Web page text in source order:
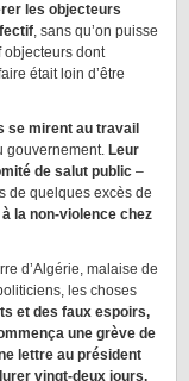
les objecteurs
, sans qu’on puisse
objecteurs dont
était loin d’être
se mirent au travail
gouvernement. Leur
de salut public –
de quelques excès de
la non-violence chez
d’Algérie, malaise de
les choses
et des faux espoirs,
une grève de
lettre au président
vingt-deux jours.